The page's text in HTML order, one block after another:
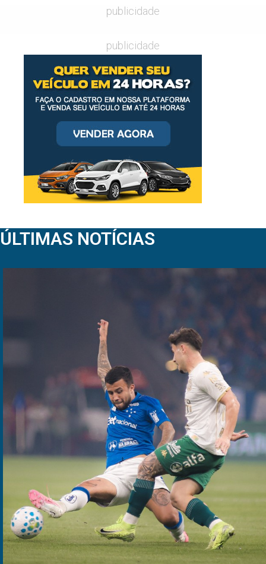
publicidade
publicidade
ÚLTIMAS NOTÍCIAS